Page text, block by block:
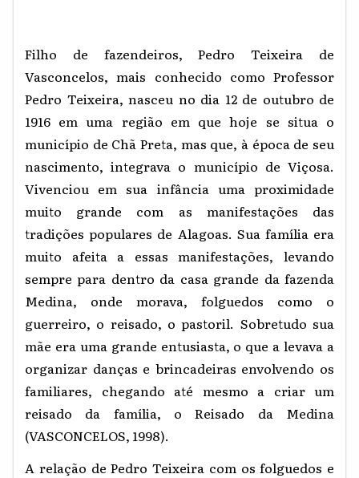
Filho de fazendeiros, Pedro Teixeira de
Vasconcelos, mais conhecido como Professor
Pedro Teixeira, nasceu no dia 12 de outubro de
1916 em uma região em que hoje se situa o
município de Chã Preta, mas que, à época de seu
nascimento, integrava o município de Viçosa.
Vivenciou em sua infância uma proximidade
muito grande com as manifestações das
tradições populares de Alagoas. Sua família era
muito afeita a essas manifestações, levando
sempre para dentro da casa grande da fazenda
Medina, onde morava, folguedos como o
guerreiro, o reisado, o pastoril. Sobretudo sua
mãe era uma grande entusiasta, o que a levava a
organizar danças e brincadeiras envolvendo os
familiares, chegando até mesmo a criar um
reisado da família, o Reisado da Medina
(VASCONCELOS, 1998).
A relação de Pedro Teixeira com os folguedos e